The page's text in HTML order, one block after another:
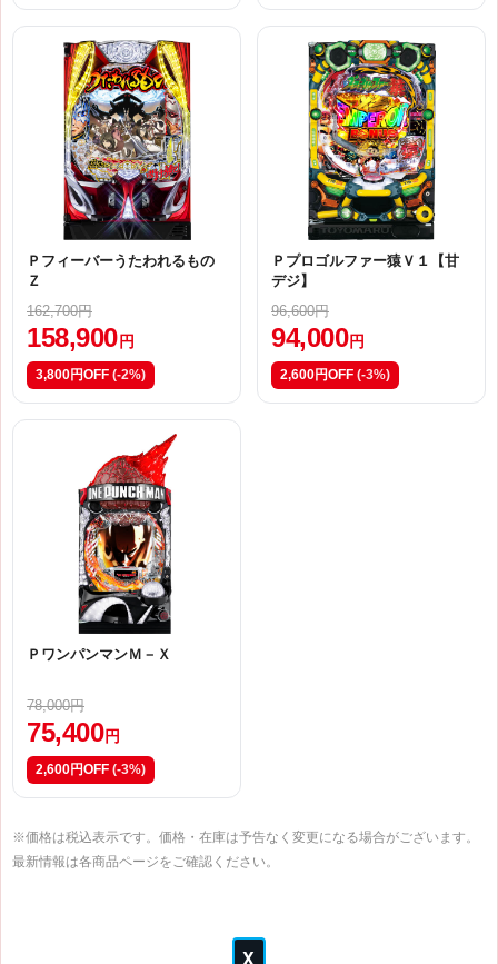
Ｐフィーバーうたわれるもの
Ｚ
162,700円
158,900 円
3,800円OFF (-2%)
Ｐプロゴルファー猿Ｖ１【甘
デジ】
96,600円
94,000 円
2,600円OFF (-3%)
ＰワンパンマンＭ－Ｘ
78,000円
75,400 円
2,600円OFF (-3%)
※価格は税込表示です。価格・在庫は予告なく変更になる場合がございます。
最新情報は各商品ページをご確認ください。